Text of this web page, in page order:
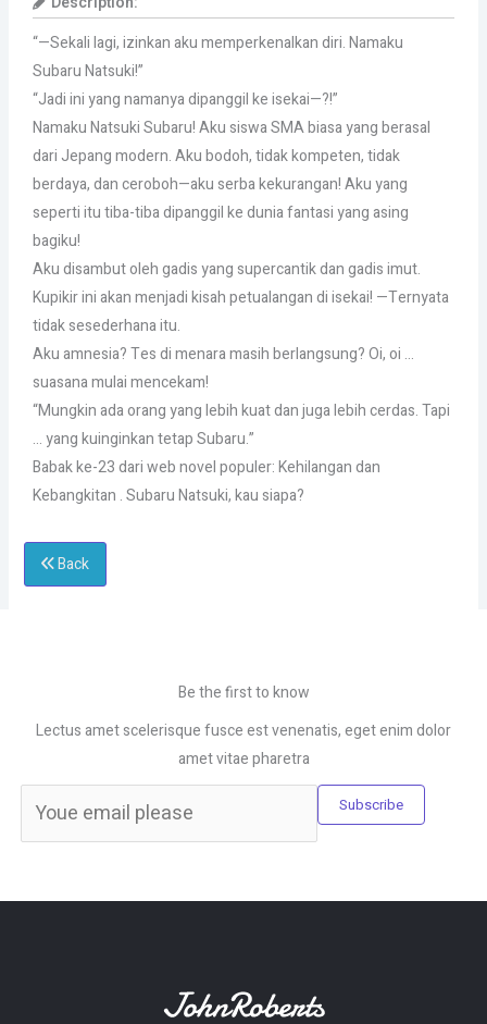
“—Sekali lagi, izinkan aku memperkenalkan diri. Namaku
Subaru Natsuki!”
“Jadi ini yang namanya dipanggil ke isekai—?!”
Namaku Natsuki Subaru! Aku siswa SMA biasa yang berasal
dari Jepang modern. Aku bodoh, tidak kompeten, tidak
berdaya, dan ceroboh—aku serba kekurangan! Aku yang
seperti itu tiba-tiba dipanggil ke dunia fantasi yang asing
bagiku!
Aku disambut oleh gadis yang supercantik dan gadis imut.
Kupikir ini akan menjadi kisah petualangan di isekai! —Ternyata
tidak sesederhana itu.
Aku amnesia? Tes di menara masih berlangsung? Oi, oi …
suasana mulai mencekam!
“Mungkin ada orang yang lebih kuat dan juga lebih cerdas. Tapi
… yang kuinginkan tetap Subaru.”
Babak ke-23 dari web novel populer: Kehilangan dan
Kebangkitan . Subaru Natsuki, kau siapa?
Back
Be the first to know
Lectus amet scelerisque fusce est venenatis, eget enim dolor
amet vitae pharetra
Subscribe